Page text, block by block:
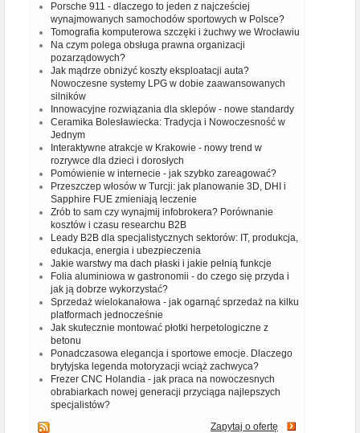
Porsche 911 - dlaczego to jeden z najcześciej
wynajmowanych samochodów sportowych w Polsce?
Tomografia komputerowa szczęki i żuchwy we Wrocławiu
Na czym polega obsługa prawna organizacji
pozarządowych?
Jak mądrze obniżyć koszty eksploatacji auta?
Nowoczesne systemy LPG w dobie zaawansowanych
silników
Innowacyjne rozwiązania dla sklepów - nowe standardy
Ceramika Bolesławiecka: Tradycja i Nowoczesność w
Jednym
Interaktywne atrakcje w Krakowie - nowy trend w
rozrywce dla dzieci i dorosłych
Pomówienie w internecie - jak szybko zareagować?
Przeszczep włosów w Turcji: jak planowanie 3D, DHI i
Sapphire FUE zmieniają leczenie
Zrób to sam czy wynajmij infobrokera? Porównanie
kosztów i czasu researchu B2B
Leady B2B dla specjalistycznych sektorów: IT, produkcja,
edukacja, energia i ubezpieczenia
Jakie warstwy ma dach płaski i jakie pełnią funkcje
Folia aluminiowa w gastronomii - do czego się przyda i
jak ją dobrze wykorzystać?
Sprzedaż wielokanałowa - jak ogarnąć sprzedaż na kilku
platformach jednocześnie
Jak skutecznie montować płotki herpetologiczne z
betonu
Ponadczasowa elegancja i sportowe emocje. Dlaczego
brytyjska legenda motoryzacji wciąż zachwyca?
Frezer CNC Holandia - jak praca na nowoczesnych
obrabiarkach nowej generacji przyciąga najlepszych
specjalistów?
Zapytaj o ofertę